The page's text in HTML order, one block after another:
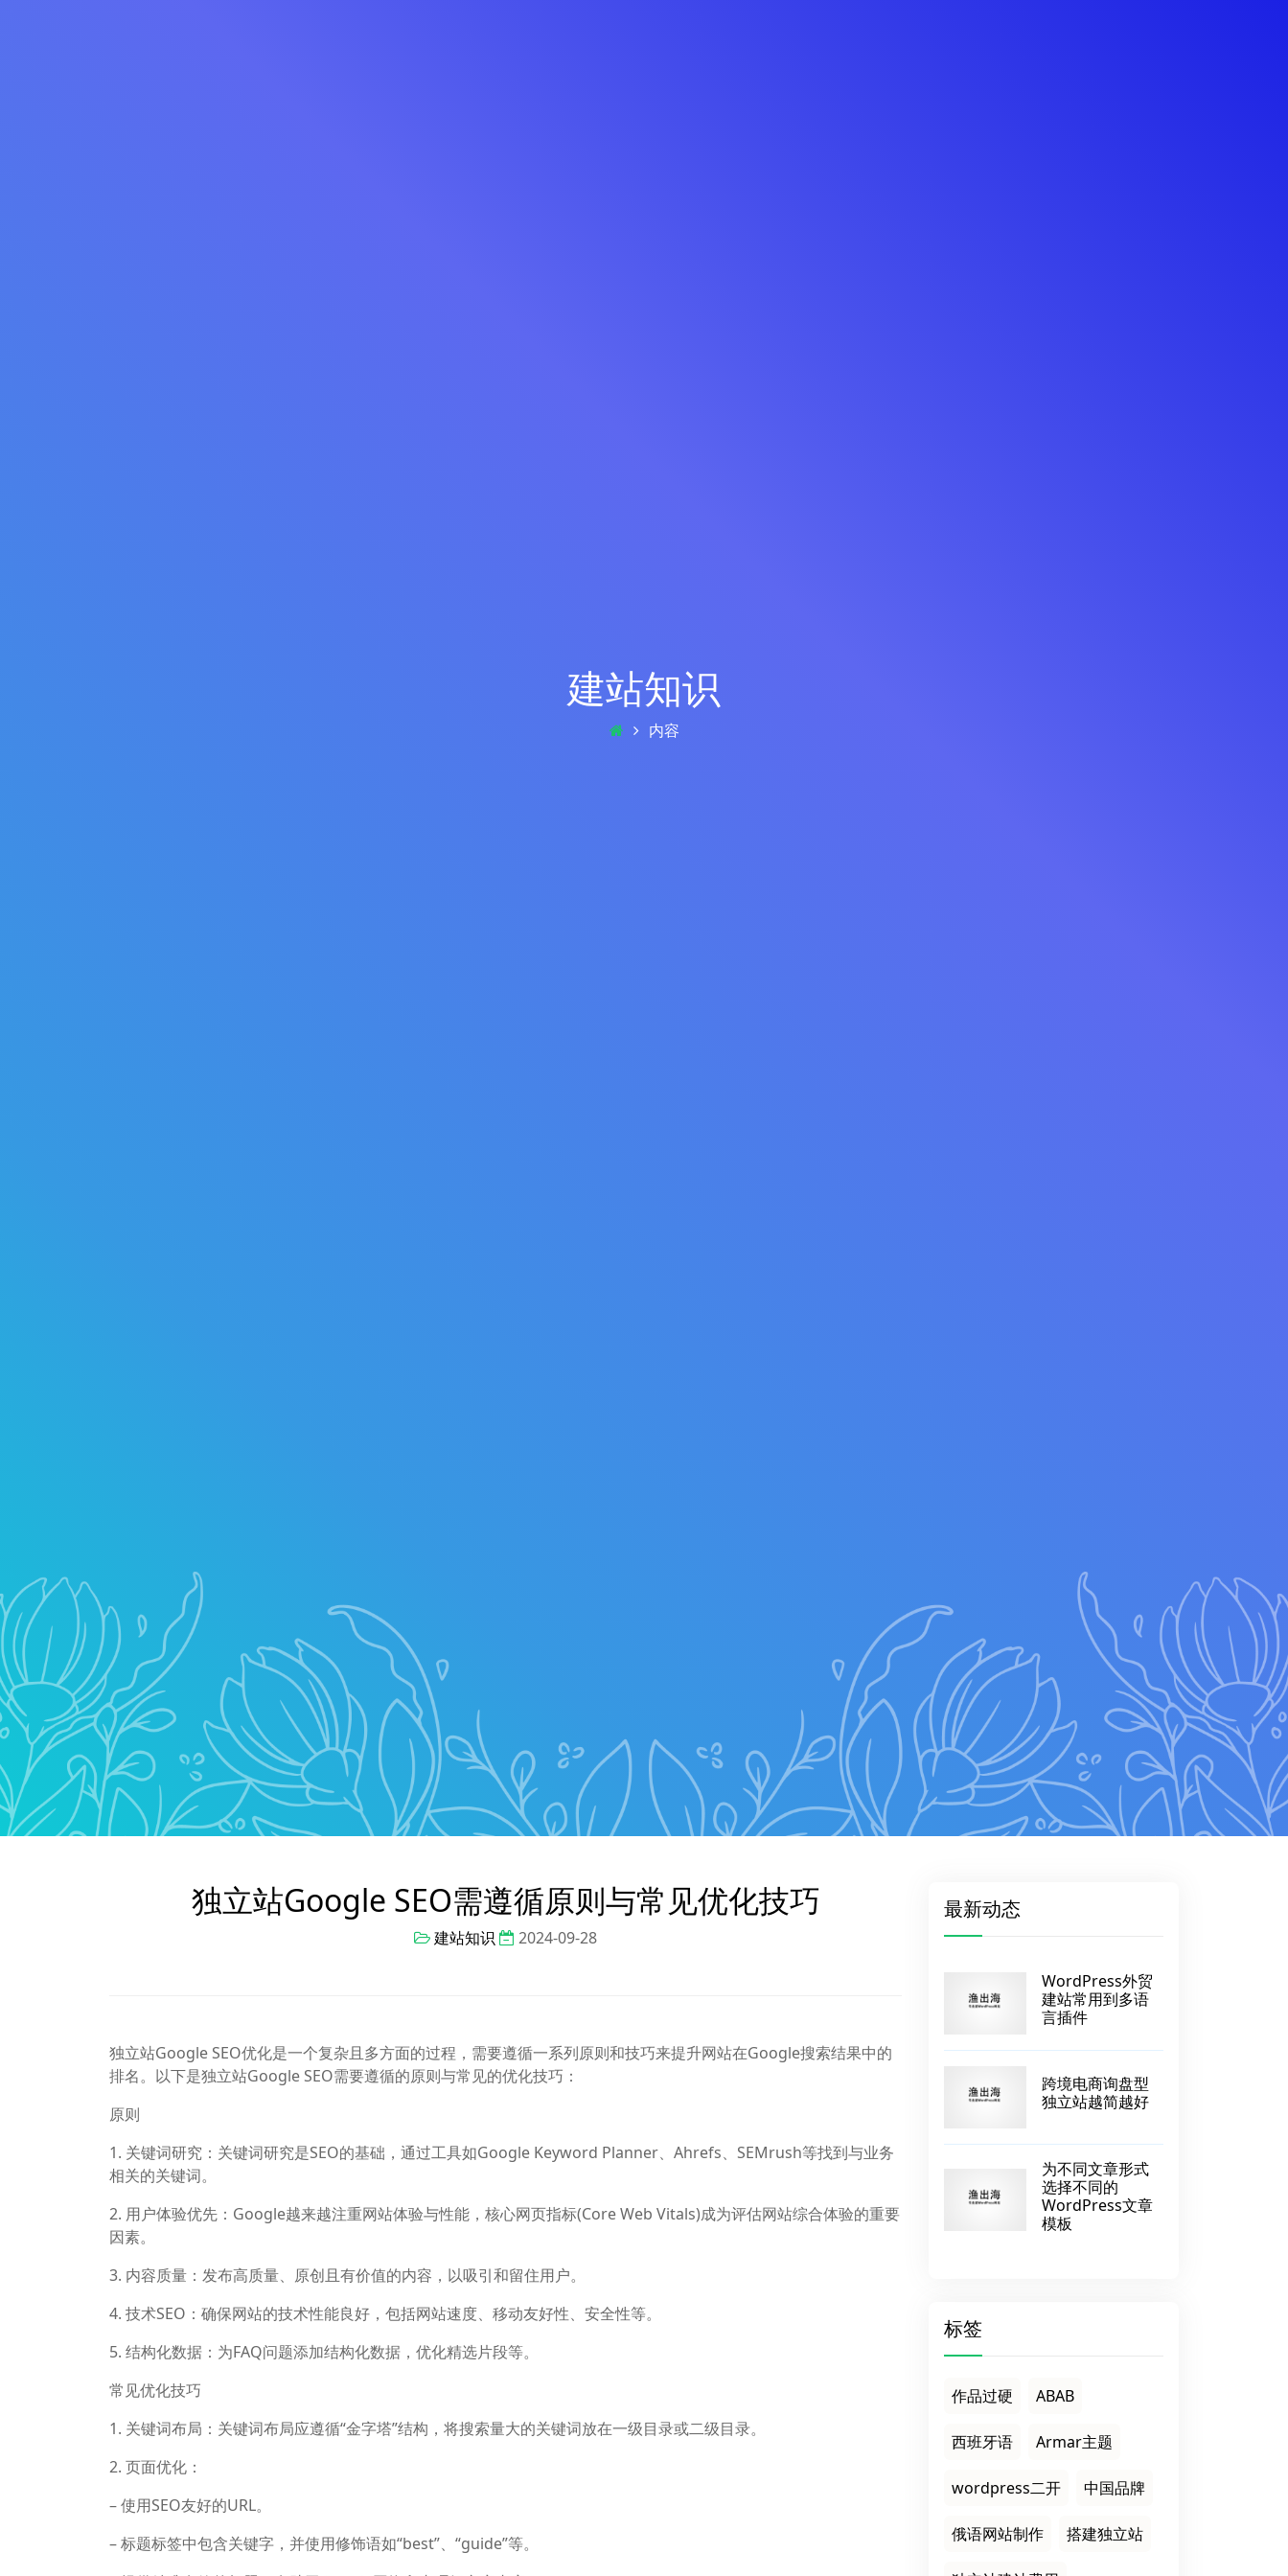
建站知识
内容
独立站Google SEO需遵循原则与常见优化技巧
建站知识 2024-09-28
独立站Google SEO优化是一个复杂且多方面的过程，需要遵循一系列原则和技巧来提升网站在Google搜索结果中的
排名。以下是独立站Google SEO需要遵循的原则与常见的优化技巧：
原则
1. 关键词研究：关键词研究是SEO的基础，通过工具如Google Keyword Planner、Ahrefs、SEMrush等找到与业务
相关的关键词。
2. 用户体验优先：Google越来越注重网站体验与性能，核心网页指标(Core Web Vitals)成为评估网站综合体验的重要
因素。
3. 内容质量：发布高质量、原创且有价值的内容，以吸引和留住用户。
4. 技术SEO：确保网站的技术性能良好，包括网站速度、移动友好性、安全性等。
5. 结构化数据：为FAQ问题添加结构化数据，优化精选片段等。
常见优化技巧
1. 关键词布局：关键词布局应遵循“金字塔”结构，将搜索量大的关键词放在一级目录或二级目录。
2. 页面优化：
– 使用SEO友好的URL。
– 标题标签中包含关键字，并使用修饰语如“best”、“guide”等。
最新动态
WordPress外贸
建站常用到多语
言插件
跨境电商询盘型
独立站越简越好
为不同文章形式
选择不同的
WordPress文章
模板
标签
作品过硬 ABAB
西班牙语 Armar主题
wordpress二开 中国品牌
俄语网站制作 搭建独立站